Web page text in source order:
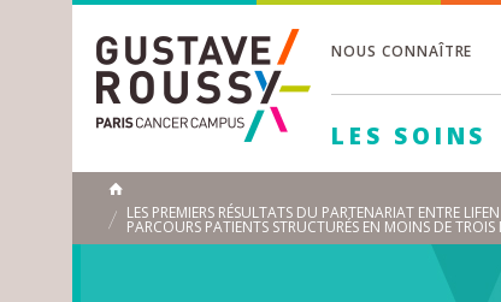
NOUS CONNAÎTRE
LES SOINS
ACCUEIL
LES PREMIERS RÉSULTATS DU PARTENARIAT ENTRE
PARCOURS PATIENTS STRUCTURÉS EN MOINS DE TROIS